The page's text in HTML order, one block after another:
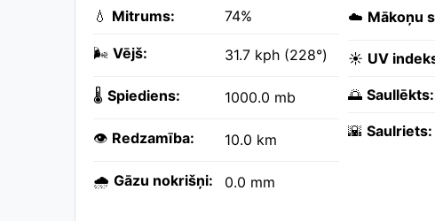
💧 Mitrums: 74%
🌬️ Vējš: 31.7 kph (228°)
🌡️ Spiediens: 1000.0 mb
👁️ Redzamība: 10.0 km
🌧️ Gāzu nokrišņi: 0.0 mm
☁️ Mākoņu
☀️ UV
🌅 Saullēkts:
🌇 Saulriets: